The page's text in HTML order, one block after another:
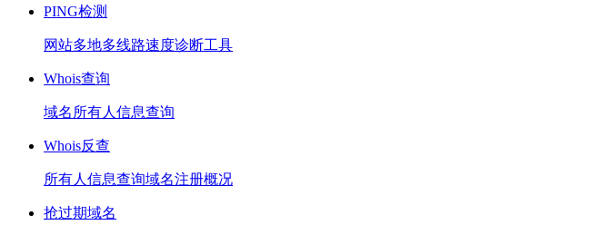
PING检测
网站多地多线路速度诊断工具
Whois查询
域名所有人信息查询
Whois反查
所有人信息查询域名注册概况
抢过期域名